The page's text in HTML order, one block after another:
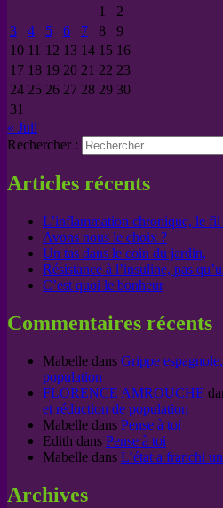
1
2
3
4 5 6 7 8
9
10 11 12 13 14 15 16
17 18 19 20 21 22 23
24 25 26 27 28 29 30
31
« Juil
Rechercher :
Articles récents
L’inflammation chronique, le
Avons nous le choix ?
Un tas dans le coin du jardin,
Résistance à l’insuline, pas
C’est quoi le bonheur
Commentaires récents
Mabelle dans Grippe
population
FLORENCE AMROUCHE
et réduction de population
Mabelle dans Pense à toi
Edith dans Pense à toi
Mabelle dans L’état a franchi
Archives